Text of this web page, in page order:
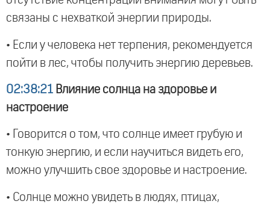
связаны с нехваткой энергии природы.
• Если у человека нет терпения, рекомендуется
пойти в лес, чтобы получить энергию деревьев.
02:38:21 Влияние солнца на здоровье и
настроение
• Говорится о том, что солнце имеет грубую и
тонкую энергию, и если научиться видеть его,
можно улучшить свое здоровье и настроение.
• Солнце можно увидеть в людях, птицах,